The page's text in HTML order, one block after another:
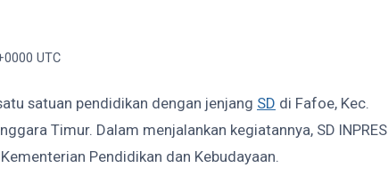
UTC
satuan pendidikan dengan jenjang SD di Fafoe, Kec.
Timur. Dalam menjalankan kegiatannya, SD INPRES
Pendidikan dan Kebudayaan.